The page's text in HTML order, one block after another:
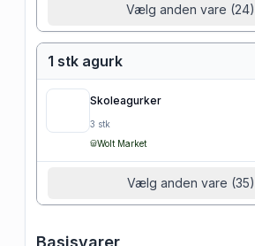
Vælg anden vare (24)
1 stk agurk
Skoleagurker
3 stk
Wolt Market
Vælg anden vare (35)
Basisvarer